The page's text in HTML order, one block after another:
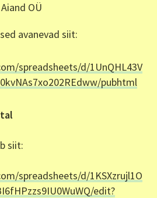
OÜ
avanevad siit:
spreadsheets/d/1UnQHL43V
pubhtml
siit:
spreadsheets/d/1KSXzrujl1O
edit?